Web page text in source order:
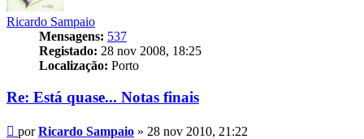
Ricardo Sampaio
Mensagens: 537
Registado: 28 nov 2008, 18:25
Localização: Porto
Re: Está quase... Notas finais
Mensagem
porRicardo Sampaio » 28 nov 2010, 21:22